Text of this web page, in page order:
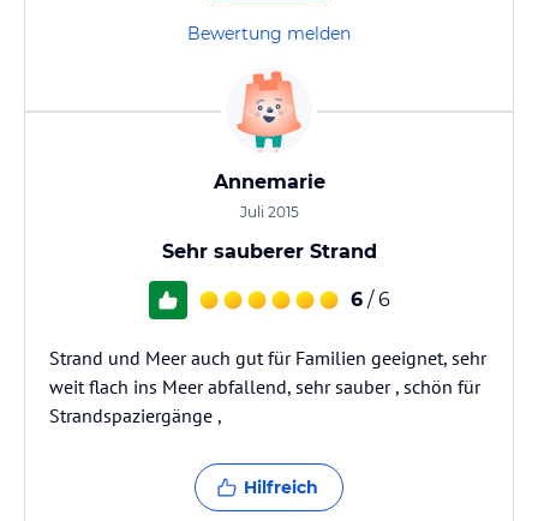
Bewertung melden
Annemarie
Juli 2015
Sehr sauberer Strand
6 / 6
Strand und Meer auch gut für Familien geeignet, sehr
weit flach ins Meer abfallend, sehr sauber , schön für
Strandspaziergänge ,
Hilfreich